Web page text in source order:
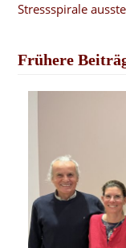
Stressspirale
Frühere